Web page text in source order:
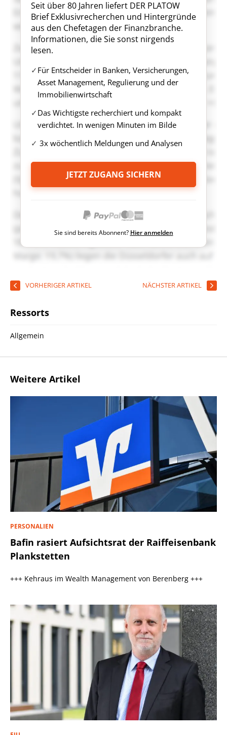
Seit über 80 Jahren liefert DER PLATOW
Brief Exklusivrecherchen und Hintergründe
aus den Chefetagen der Finanzbranche.
Informationen, die Sie sonst nirgends
lesen.
Für Entscheider in Banken, Versicherungen,
Asset Management, Regulierung und der
Immobilienwirtschaft
Das Wichtigste recherchiert und kompakt
verdichtet. In wenigen Minuten im Bilde
3x wöchentlich Meldungen und Analysen
JETZT ZUGANG SICHERN
Sie sind bereits Abonnent? Hier anmelden
VORHERIGER ARTIKEL NÄCHSTER ARTIKEL
Ressorts
Allgemein
Weitere Artikel
PERSONALIEN
Bafin rasiert Aufsichtsrat der Raiffeisenbank
Plankstetten
+++ Kehraus im Wealth Management von Berenberg +++